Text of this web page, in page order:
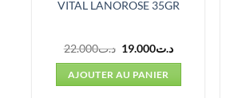
VITAL LANOROSE 35GR
د.ت22.000
Le
initial
était :
د.ت19.000
Le
AJOUTER AU PANIER